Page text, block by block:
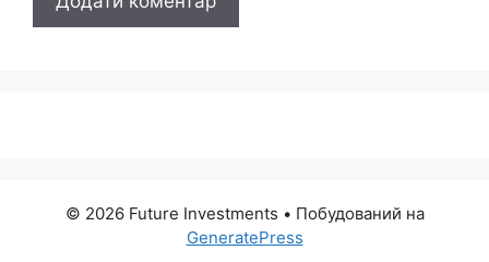
© 2026 Future Investments • Побудований на
GeneratePress